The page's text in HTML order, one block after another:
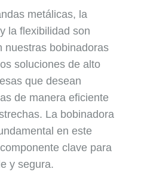
metálicas, la
la flexibilidad son
nuestras bobinadoras
soluciones de alto
que desean
de manera eficiente
La bobinadora
en este
clave para
y segura.